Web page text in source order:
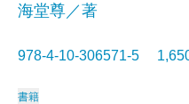
海堂尊／著
978-4-10-306571-5
書籍